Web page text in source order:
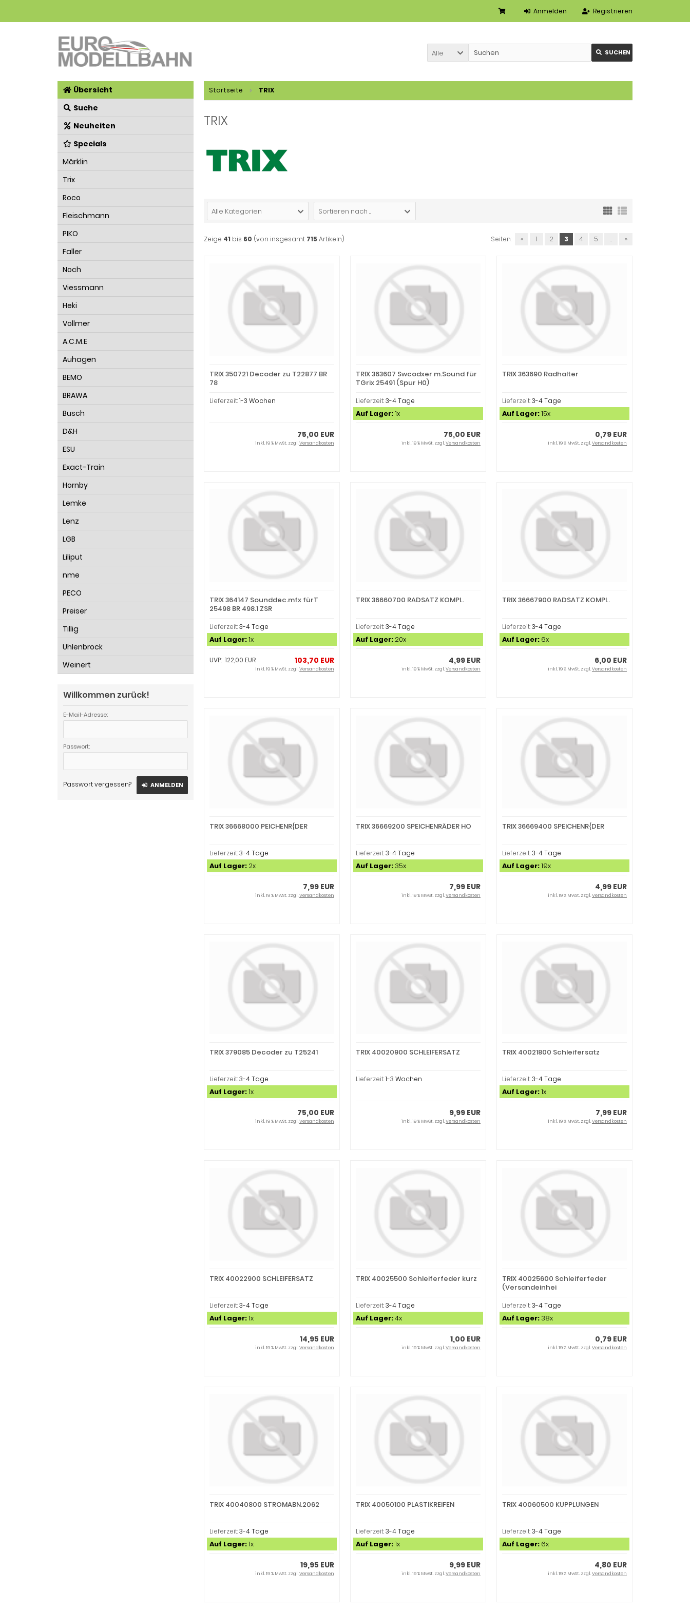
Registrieren
Anmelden
Alle SUCHEN
Startseite TRIX
TRIX
Alle Kategorien Sortieren nach ...
Zeige 41 bis 60 (von insgesamt 715 Artikeln) Seiten: « 1 2 3 4 5 ... »
TRIX 350721 Decoder zu T22877 BR
78
Lieferzeit:1-3 Wochen
75,00 EUR
inkl. 19 % MwSt. zzgl.Versandkosten
TRIX 363607 Swcodxer m.Sound für
TGrix 25491 (Spur H0)
Lieferzeit:3-4 Tage
Auf Lager:1x
75,00 EUR
inkl. 19 % MwSt. zzgl.Versandkosten
TRIX 363690 Radhalter
Lieferzeit:3-4 Tage
Auf Lager:15x
0,79 EUR
inkl. 19 % MwSt. zzgl.Versandkosten
TRIX 364147 Sounddec.mfx fürT
25498 BR 498.1 ZSR
Lieferzeit:3-4 Tage
Auf Lager:1x
103,70 EUR
UVP: 122,00 EUR
inkl. 19 % MwSt. zzgl.Versandkosten
TRIX 36660700 RADSATZ KOMPL.
Lieferzeit:3-4 Tage
Auf Lager:20x
4,99 EUR
inkl. 19 % MwSt. zzgl.Versandkosten
TRIX 36667900 RADSATZ KOMPL.
Lieferzeit:3-4 Tage
Auf Lager:6x
6,00 EUR
inkl. 19 % MwSt. zzgl.Versandkosten
TRIX 36668000 PEICHENR{DER
Lieferzeit:3-4 Tage
Auf Lager: 2x
7,99 EUR
inkl. 19 % MwSt. zzgl.Versandkosten
TRIX 36669200 SPEICHENRÄDER HO
Lieferzeit:3-4 Tage
Auf Lager:35x
7,99 EUR
inkl. 19 % MwSt. zzgl.Versandkosten
TRIX 36669400 SPEICHENR{DER
Lieferzeit:3-4 Tage
Auf Lager:19x
4,99 EUR
inkl. 19 % MwSt. zzgl.Versandkosten
TRIX 379085 Decoder zu T25241
Lieferzeit:3-4 Tage
Auf Lager:1x
75,00 EUR
inkl. 19 % MwSt. zzgl.Versandkosten
TRIX 40020900 SCHLEIFERSATZ
Lieferzeit:1-3 Wochen
9,99 EUR
inkl. 19 % MwSt. zzgl.Versandkosten
TRIX 40021800 Schleifersatz
Lieferzeit:3-4 Tage
Auf Lager:1x
7,99 EUR
inkl. 19 % MwSt. zzgl.Versandkosten
TRIX 40022900 SCHLEIFERSATZ
Lieferzeit:3-4 Tage
Auf Lager:1x
14,95 EUR
inkl. 19 % MwSt. zzgl.Versandkosten
TRIX 40025500 Schleiferfeder kurz
Lieferzeit:3-4 Tage
Auf Lager:4x
1,00 EUR
inkl. 19 % MwSt. zzgl.Versandkosten
TRIX 40025600 Schleiferfeder
(Versandeinhei
Lieferzeit:3-4 Tage
Auf Lager:38x
0,79 EUR
inkl. 19 % MwSt. zzgl.Versandkosten
TRIX 40040800 STROMABN.2062
Lieferzeit:3-4 Tage
Auf Lager:1x
19,95 EUR
inkl. 19 % MwSt. zzgl.Versandkosten
TRIX 40050100 PLASTIKREIFEN
Lieferzeit:3-4 Tage
Auf Lager:1x
9,99 EUR
inkl. 19 % MwSt. zzgl.Versandkosten
TRIX 40060500 KUPPLUNGEN
Lieferzeit:3-4 Tage
Auf Lager:6x
4,80 EUR
inkl. 19 % MwSt. zzgl.Versandkosten
Übersicht
Suche
Neuheiten
Specials
Märklin
Trix
Roco
Fleischmann
PIKO
Faller
Noch
Viessmann
Heki
Vollmer
A.C.M.E
Auhagen
BEMO
BRAWA
Busch
D&H
ESU
Exact-Train
Hornby
Lemke
Lenz
LGB
Liliput
nme
PECO
Preiser
Tillig
Uhlenbrock
Weinert
Willkommen zurück!
E-Mail-Adresse:
Passwort:
Passwort vergessen? ANMELDEN